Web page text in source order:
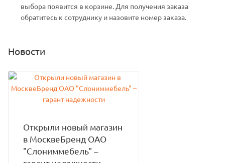
выбора появится в корзине. Для получения заказа
обратитесь к сотруднику и назовите номер заказа.
Новости
Открыли новый магазин
в МосквеБренд ОАО
"Слониммебель" –